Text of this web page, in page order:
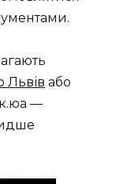
Львів або
—